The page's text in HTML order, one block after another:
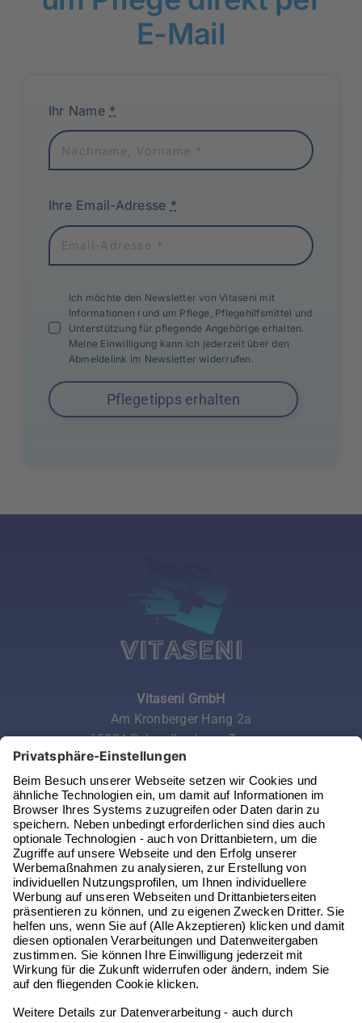
E-Mail
Ihr Name *
Ihre Email-Adresse *
Ich möchte den Newsletter von Vitaseni mit
Informationen rund um Pflege, Pflegehilfsmittel und
Unterstützung für pflegende Angehörige erhalten.
Meine Einwilligung kann ich jederzeit über den
Abmeldelink im Newsletter widerrufen.
Pflegetipps erhalten
Vitaseni GmbH
Am Kronberger Hang 2a
65824 Schwalbach am Taunus
Telefon:06196 972 99 62
Email: service@vitaseni.de
Kontakt